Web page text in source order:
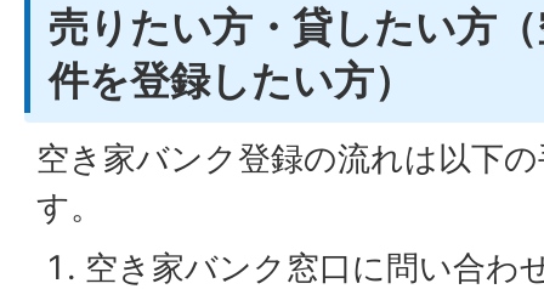
売りたい方・貸したい方
件を登録したい方）
空き家バンク登録の流れは以下
す。
空き家バンク窓口に問い合わ